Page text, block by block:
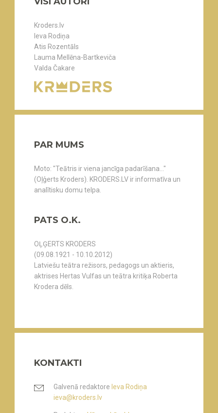
Kroders.lv
Ieva Rodiņa
Atis Rozentāls
Lauma Mellēna-Bartkeviča
Valda Čakare
PAR MUMS
Moto: "Teātris ir viena jancīga padarīšana..."
(Oļģerts Kroders). KRODERS.LV ir informatīva un
analītisku domu telpa.
PATS O.K.
OĻĢERTS KRODERS
(09.08.1921 - 10.10.2012)
Latviešu teātra režisors, pedagogs un aktieris,
aktrises Hertas Vulfas un teātra kritiķa Roberta
Krodera dēls.
KONTAKTI
Galvenā redaktore Ieva Rodiņa
ieva@kroders.lv